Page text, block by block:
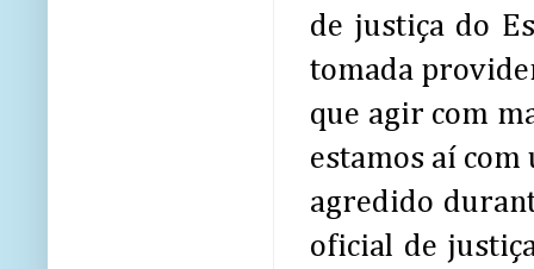
de justiça do
tomada
que agir com
estamos aí
agredido
oficial de